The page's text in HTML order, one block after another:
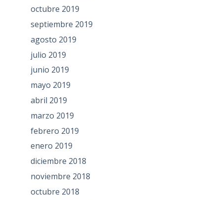
octubre 2019
septiembre 2019
agosto 2019
julio 2019
junio 2019
mayo 2019
abril 2019
marzo 2019
febrero 2019
enero 2019
diciembre 2018
noviembre 2018
octubre 2018